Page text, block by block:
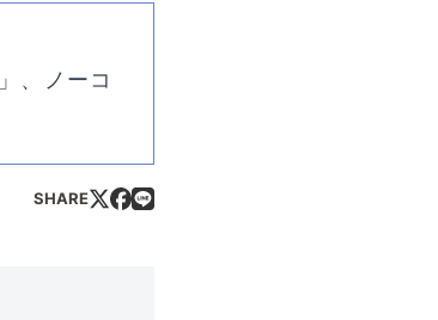
、ノーコ
SHARE